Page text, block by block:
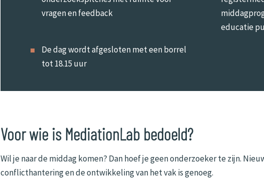
vragen en feedback
educatie
De dag wordt afgesloten met een borrel
tot 18.15 uur
Voor wie is MediationLab bedoeld?
Wil je naar de middag komen? Dan hoef je geen onderzoeker te zijn.
conflicthantering en de ontwikkeling van het vak is genoeg.